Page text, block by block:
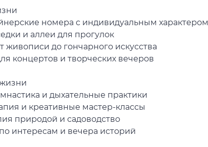
номера с индивидуальным характером
и аллеи для прогулок
живописи до гончарного искусства
концертов и творческих вечеров
и дыхательные практики
и креативные мастер-классы
природой и садоводство
интересам и вечера историй